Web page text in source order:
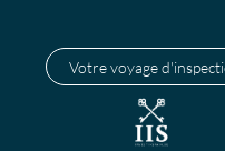
Votre voyage